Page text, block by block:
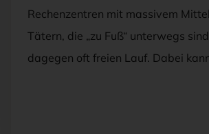
Rechenzentren mit massivem
Tätern, die „zu Fuß“ unterwegs
dagegen oft freien Lauf. Dabei